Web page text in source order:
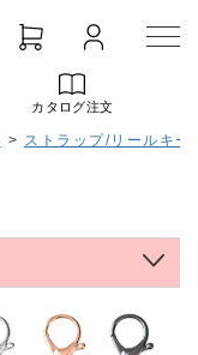
カタログ注文
> ストラップ/リールキー